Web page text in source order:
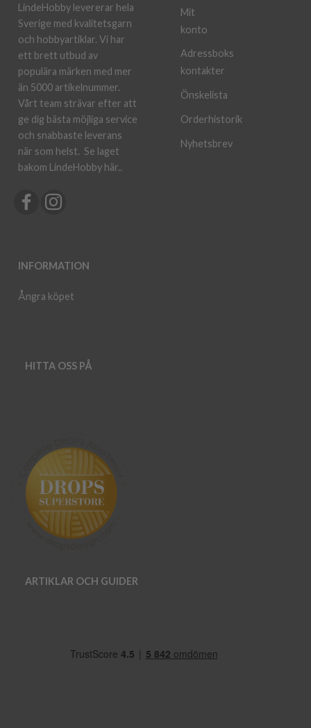
LindeHobby levererar hela
Sverige med kvalitetsgarn
och hobbyartiklar. Vi har
ett brett utbud av
populära märken med mer
än 5000 artikelnummer.
Vårt team strävar efter att
ge dig bästa möjliga service
och snabbaste leverans
när som helst. Se laget
bakom LindeHobby här..
INFORMATION
Ångra köpet
Mit
konto
Adressboks
kontakter
Önskelista
Orderhistorik
Nyhetsbrev
HITTA OSS PÅ
ARTIKLAR OCH GUIDER